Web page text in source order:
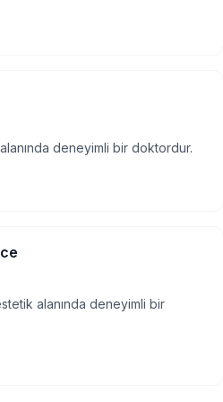
deneyimli bir doktordur.
alanında deneyimli bir